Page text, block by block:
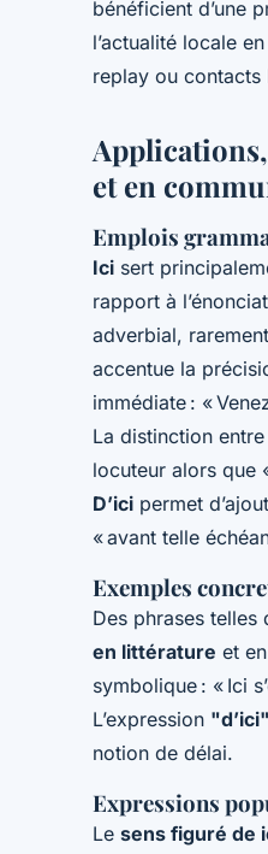
bénéficient d’une
l’actualité locale
replay ou
et en
Emplois
Ici sert
rapport à
adverbial,
accentue la
immédiate : «
La distinction entre
locuteur alors que
D’ici permet
« avant telle
Exemples
Des phrases telles
en littérature et
symbolique : « Ici
L’expression "d’ici"
notion de délai.
Expressions
Le sens figuré de